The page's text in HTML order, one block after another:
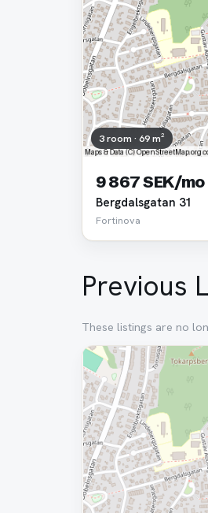
3 room · 69 m²
9 867 SEK/mo
Bergdalsgatan 31
Fortinova
Previous
These listings are no
Removed